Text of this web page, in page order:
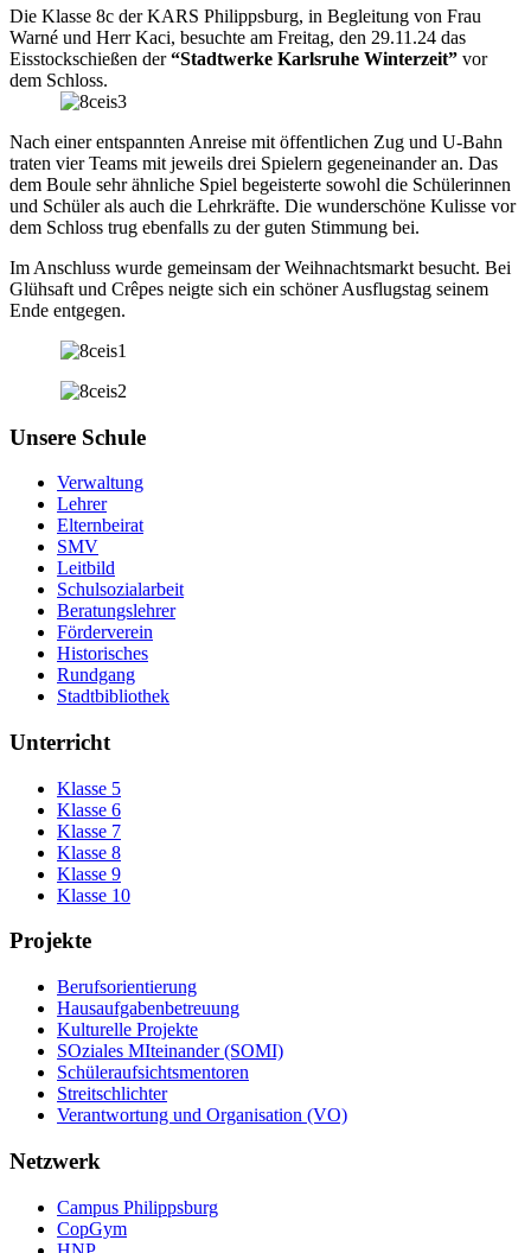
Die Klasse 8c der KARS Philippsburg, in Begleitung von Frau
Warné und Herr Kaci, besuchte am Freitag, den 29.11.24 das
Eisstockschießen der“Stadtwerke Karlsruhe Winterzeit” vor
dem Schloss.
Nach einer entspannten Anreise mit öffentlichen Zug und U-Bahn
traten vier Teams mit jeweils drei Spielern gegeneinander an. Das
dem Boule sehr ähnliche Spiel begeisterte sowohl die Schülerinnen
und Schüler als auch die Lehrkräfte. Die wunderschöne Kulisse vor
dem Schloss trug ebenfalls zu der guten Stimmung bei.
Im Anschluss wurde gemeinsam der Weihnachtsmarkt besucht. Bei
Glühsaft und Crêpes neigte sich ein schöner Ausflugstag seinem
Ende entgegen.
Unsere Schule
Verwaltung
Lehrer
Elternbeirat
SMV
Leitbild
Schulsozialarbeit
Beratungslehrer
Förderverein
Historisches
Rundgang
Stadtbibliothek
Unterricht
Klasse 5
Klasse 6
Klasse 7
Klasse 8
Klasse 9
Klasse 10
Projekte
Berufsorientierung
Hausaufgabenbetreuung
Kulturelle Projekte
SOziales MIteinander (SOMI)
Schüleraufsichtsmentoren
Streitschlichter
Verantwortung und Organisation (VO)
Netzwerk
Campus Philippsburg
CopGym